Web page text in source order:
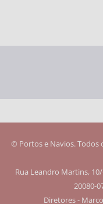
© Portos e Navios. Todos
Rua Leandro Martins, 10/
20080-
Diretores -